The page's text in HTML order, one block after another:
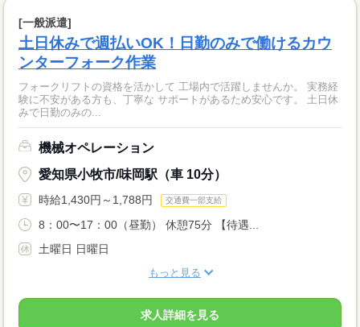
[一般派遣]
土日休みで週払いOK！日勤のみで働けるカウ
ンターフォーク作業
フォークリフトの資格を活かして 工場内で活躍しませんか。 実務経
験に不安がある方も、丁寧な サポートがあるため安心です。 土日休
みで日勤のみの...
機械オペレーション
愛知県小牧市/味岡駅（車 10分）
時給1,430円～1,788円 交通費一部支給
8：00〜17：00（昼勤） 休憩75分 【待遇...
土曜日 日曜日
もっと見る
求人詳細を見る